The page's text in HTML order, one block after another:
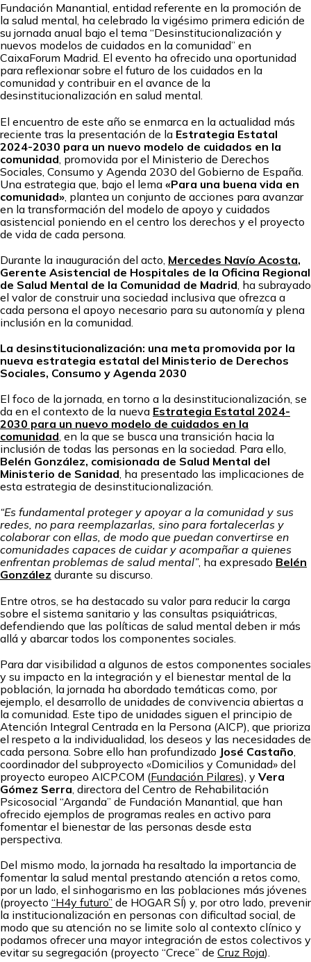
Fundación Manantial, entidad referente en la promoción de
la salud mental, ha celebrado la vigésimo primera edición de
su jornada anual bajo el tema “Desinstitucionalización y
nuevos modelos de cuidados en la comunidad” en
CaixaForum Madrid. El evento ha ofrecido una oportunidad
para reflexionar sobre el futuro de los cuidados en la
comunidad y contribuir en el avance de la
desinstitucionalización en salud mental.
El encuentro de este año se enmarca en la actualidad más
reciente tras la presentación de la Estrategia Estatal
2024-2030 para un nuevo modelo de cuidados en la
comunidad , promovida por el Ministerio de Derechos
Sociales, Consumo y Agenda 2030 del Gobierno de España.
Una estrategia que, bajo el lema «Para una buena vida en
comunidad» , plantea un conjunto de acciones para avanzar
en la transformación del modelo de apoyo y cuidados
asistencial poniendo en el centro los derechos y el proyecto
de vida de cada persona.
Durante la inauguración del acto, Mercedes Navío Acosta,
Gerente Asistencial de Hospitales de la Oficina Regional
de Salud Mental de la Comunidad de Madrid , ha subrayado
el valor de construir una sociedad inclusiva que ofrezca a
cada persona el apoyo necesario para su autonomía y plena
inclusión en la comunidad.
La desinstitucionalización: una meta promovida por la
nueva estrategia estatal del Ministerio de Derechos
Sociales, Consumo y Agenda 2030
El foco de la jornada, en torno a la desinstitucionalización, se
da en el contexto de la nueva Estrategia Estatal 2024-
2030 para un nuevo modelo de cuidados en la
comunidad, en la que se busca una transición hacia la
inclusión de todas las personas en la sociedad. Para ello,
Belén González, comisionada de Salud Mental del
Ministerio de Sanidad, ha presentado las implicaciones de
esta estrategia de desinstitucionalización.
“Es fundamental proteger y apoyar a la comunidad y sus
redes, no para reemplazarlas, sino para fortalecerlas y
colaborar con ellas, de modo que puedan convertirse en
comunidades capaces de cuidar y acompañar a quienes
enfrentan problemas de salud mental”, ha expresado Belén
González durante su discurso.
Entre otros, se ha destacado su valor para reducir la carga
sobre el sistema sanitario y las consultas psiquiátricas,
defendiendo que las políticas de salud mental deben ir más
allá y abarcar todos los componentes sociales.
Para dar visibilidad a algunos de estos componentes sociales
y su impacto en la integración y el bienestar mental de la
población, la jornada ha abordado temáticas como, por
ejemplo, el desarrollo de unidades de convivencia abiertas a
la comunidad. Este tipo de unidades siguen el principio de
Atención Integral Centrada en la Persona (AICP), que prioriza
el respeto a la individualidad, los deseos y las necesidades de
cada persona. Sobre ello han profundizado José Castaño
coordinador del subproyecto «Domicilios y Comunidad» del
proyecto europeo AICP.COM (Fundación Pilares), y Vera
Gómez Serra , directora del Centro de Rehabilitación
Psicosocial “Arganda” de Fundación Manantial, que han
ofrecido ejemplos de programas reales en activo para
fomentar el bienestar de las personas desde esta
perspectiva.
Del mismo modo, la jornada ha resaltado la importancia de
fomentar la salud mental prestando atención a retos como,
por un lado, el sinhogarismo en las poblaciones más jóvenes
(proyecto “H4y futuro” de HOGAR SÍ) y, por otro lado, prevenir
la institucionalización en personas con dificultad social, de
modo que su atención no se limite solo al contexto clínico y
podamos ofrecer una mayor integración de estos colectivos y
evitar su segregación (proyecto “Crece” de Cruz Roja).